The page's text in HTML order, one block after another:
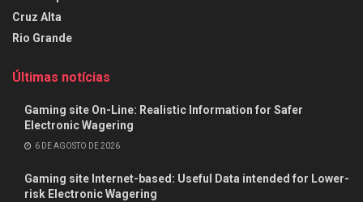
Cruz Alta
Rio Grande
Últimas notícias
Gaming site On-Line: Realistic Information for Safer
Electronic Wagering
6 DE AGOSTO DE 2026
Gaming site Internet-based: Useful Data intended for Lower-
risk Electronic Wagering